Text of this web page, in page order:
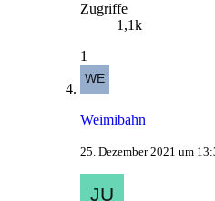
Zugriffe
1,1k
1
Weimibahn
25. Dezember 2021 um